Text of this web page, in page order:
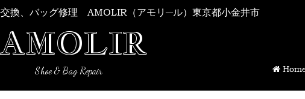
換、バッグ修理 AMOLIR（アモリ―ル）東京都小金井市
AMOLIR
Shoe & Bag Repair